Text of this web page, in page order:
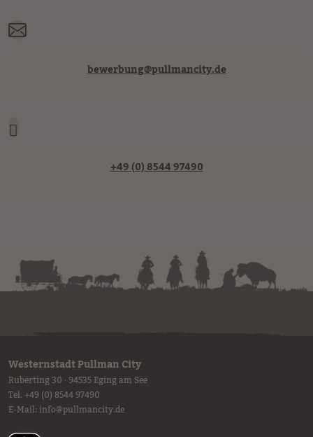
bewerbung@pullmancity.de
+49 (0) 8544 97490
Westernstadt Pullman City
Ruberting 30 · 94535 Eging am See
Tel. +49 (0) 8544 97490
E-Mail:info@pullmancity.de